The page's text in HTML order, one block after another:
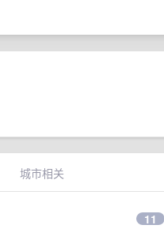
城市相关
11